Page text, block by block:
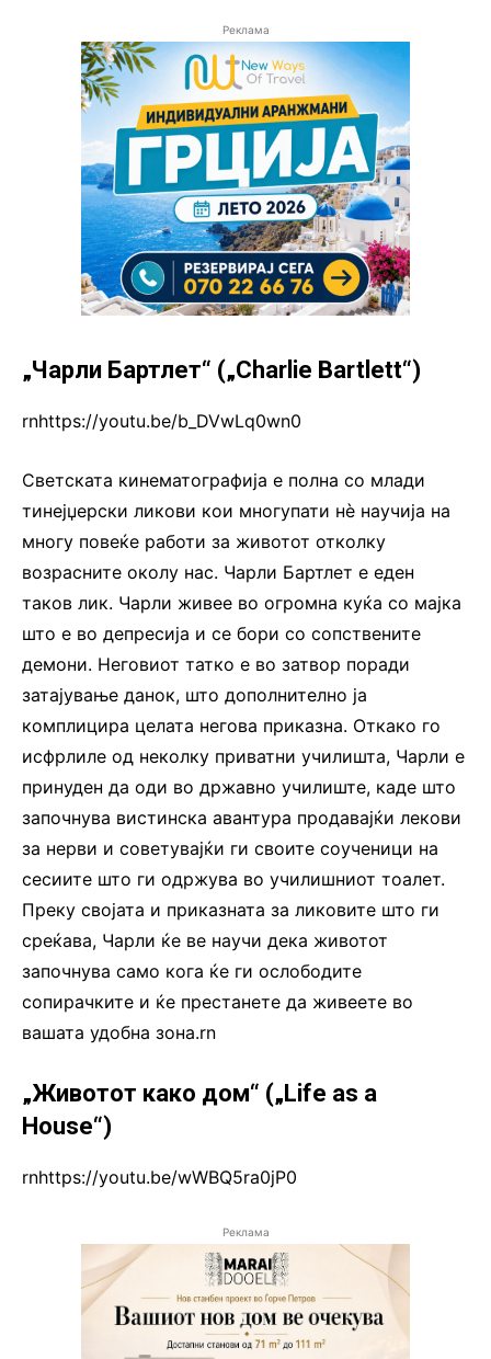
Реклама
„Чарли Бартлет“ („Charlie Bartlett“)
rnhttps://youtu.be/b_DVwLq0wn0
Светската кинематографија е полна со млади
тинејџерски ликови кои многупати нè научија на
многу повеќе работи за животот отколку
возрасните околу нас. Чарли Бартлет е еден
таков лик. Чарли живее во огромна куќа со мајка
што е во депресија и се бори со сопствените
демони. Неговиот татко е во затвор поради
затајување данок, што дополнително ја
комплицира целата негова приказна. Откако го
исфрлиле од неколку приватни училишта, Чарли е
принуден да оди во државно училиште, каде што
започнува вистинска авантура продавајќи лекови
за нерви и советувајќи ги своите соученици на
сесиите што ги одржува во училишниот тоалет.
Преку својата и приказната за ликовите што ги
среќава, Чарли ќе ве научи дека животот
започнува само кога ќе ги ослободите
сопирачките и ќе престанете да живеете во
вашата удобна зона.rn
„Животот како дом“ („Life as a
House“)
rnhttps://youtu.be/wWBQ5ra0jP0
Реклама